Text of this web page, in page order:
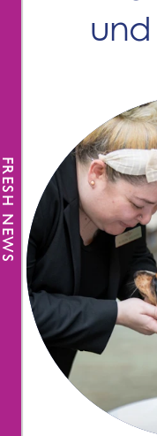
und
NEWS